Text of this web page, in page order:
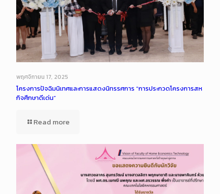
พฤศจิกายน 17, 2025
โครงการปัจฉิมนิเทศและการแสดงนิทรรศการ “การประกวดโครงการสห
กิจศึกษาดีเด่น”
Read more